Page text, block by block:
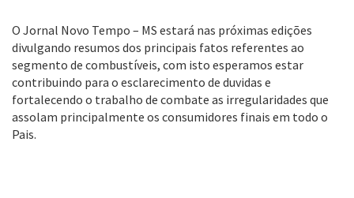
O Jornal Novo Tempo – MS estará nas próximas edições
divulgando resumos dos principais fatos referentes ao
segmento de combustíveis, com isto esperamos estar
contribuindo para o esclarecimento de duvidas e
fortalecendo o trabalho de combate as irregularidades que
assolam principalmente os consumidores finais em todo o
Pais.